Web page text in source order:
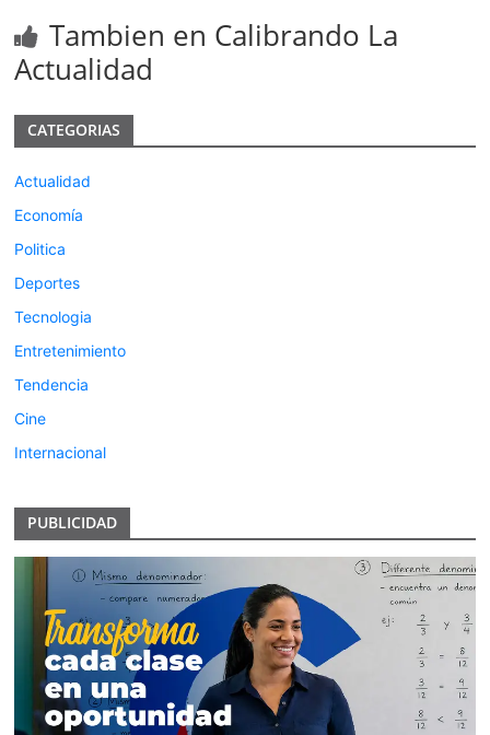
Tambien en Calibrando La
Actualidad
CATEGORIAS
Actualidad
Economía
Politica
Deportes
Tecnologia
Entretenimiento
Tendencia
Cine
Internacional
PUBLICIDAD